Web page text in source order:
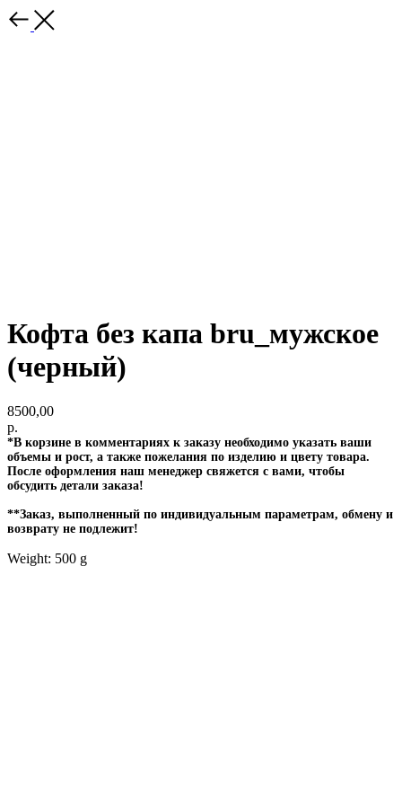
Кофта без капа bru_мужское
(черный)
8500,00
р.
*В корзине в комментариях к заказу необходимо указать ваши
объемы и рост, а также пожелания по изделию и цвету товара.
После оформления наш менеджер свяжется с вами, чтобы
обсудить детали заказа!
**Заказ, выполненный по индивидуальным параметрам, обмену и
возврату не подлежит!
Weight: 500 g